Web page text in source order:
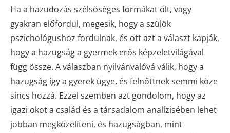
Ha a hazudozás szélsőséges formákat ölt, vagy
gyakran előfordul, megesik, hogy a szülök
pszichológushoz fordulnak, és ott azt a választ kapják,
hogy a hazugság a gyermek erős képzeletvilágával
függ össze. A válaszban nyilvánvalóvá válik, hogy a
hazugság így a gyerek ügye, és felnőttnek semmi köze
sincs hozzá. Ezzel szemben azt gondolom, hogy az
igazi okot a család és a társadalom analízisében lehet
jobban megközelíteni, és hazugságban, mint